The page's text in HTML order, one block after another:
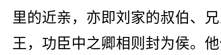
里的近亲，亦即刘家的叔伯、
王，功臣中之卿相则封为侯。